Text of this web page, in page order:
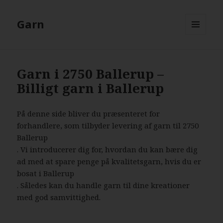
Garn
Garn i 2750 Ballerup –
Billigt garn i Ballerup
På denne side bliver du præsenteret for
forhandlere, som tilbyder levering af garn til 2750
Ballerup
. Vi introducerer dig for, hvordan du kan bære dig
ad med at spare penge på kvalitetsgarn, hvis du er
bosat i Ballerup
. Således kan du handle garn til dine kreationer
med god samvittighed.